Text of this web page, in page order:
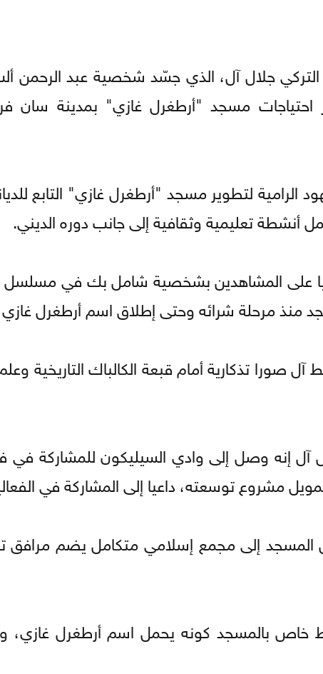
جلال آل، الذي جسّد شخصية عبد الرحمن
مسجد "أرطغرل غازي" بمدينة سان
الرامية لتطوير مسجد "أرطغرل غازي" التابع
تعليمية وثقافية إلى جانب دوره الديني.
على المشاهدين بشخصية شامل بك في مسلسل
منذ مرحلة شرائه وحتى إطلاق اسم أرطغرل غازي
آل صورا تذكارية أمام قبعة الكالباك التاريخية
إنه وصل إلى وادي السيليكون للمشاركة في
مشروع توسعته، داعيا إلى المشاركة في
المسجد إلى مجمع إسلامي متكامل يضم مرافق
خاص بالمسجد كونه يحمل اسم أرطغرل